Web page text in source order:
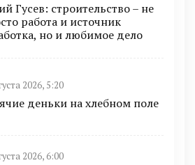
Гусев: строительство – не
работа и источник
но и любимое дело
2026, 5:20
деньки на хлебном поле
2026, 6:00